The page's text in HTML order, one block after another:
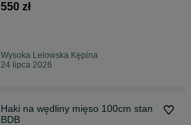
550 zł
Wysoka Lelowska Kępina
24 lipca 2026
Haki na wędliny mięso 100cm stan
BDB